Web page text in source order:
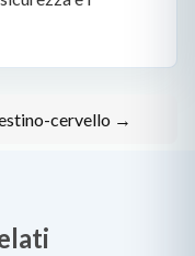
cervello →